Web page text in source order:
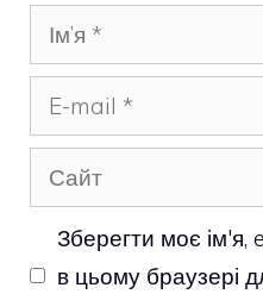
Ім’я
mail
Сайт
Зберегти моє ім'я,
в цьому браузері